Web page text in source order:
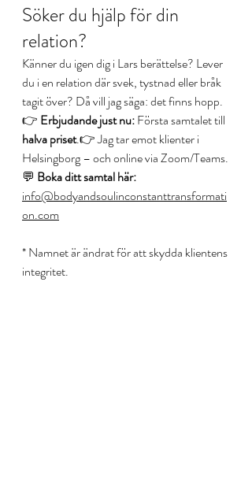
Söker du hjälp för din
relation?
Känner du igen dig i Lars berättelse? Lever
du i en relation där svek, tystnad eller bråk
tagit över? Då vill jag säga: det finns hopp.
👉 Erbjudande just nu: Första samtalet till
halva priset.👉 Jag tar emot klienter i
Helsingborg – och online via Zoom/Teams.
💬 Boka ditt samtal här:
info@bodyandsoulinconstanttransformati
on.com
* Namnet är ändrat för att skydda klientens
integritet.